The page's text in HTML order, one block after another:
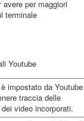
per maggiori
terminale
Youtube
impostato da
traccia delle
video incorporati.